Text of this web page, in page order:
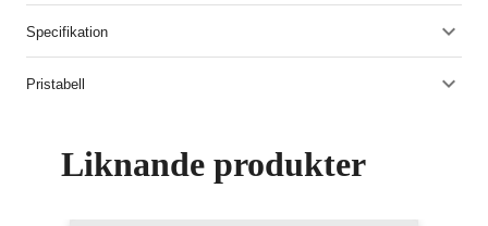
Specifikation
Pristabell
Liknande produkter